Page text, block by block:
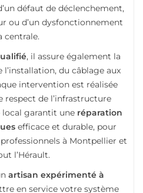
défaut de déclenchement,
ou d’un dysfonctionnement
centrale.
, il assure également la
du câblage aux
intervention est réalisée
respect de l’infrastructure
local garantit une réparation
efficace et durable, pour
à Montpellier et
l’Hérault.
artisan expérimenté à
en service votre système